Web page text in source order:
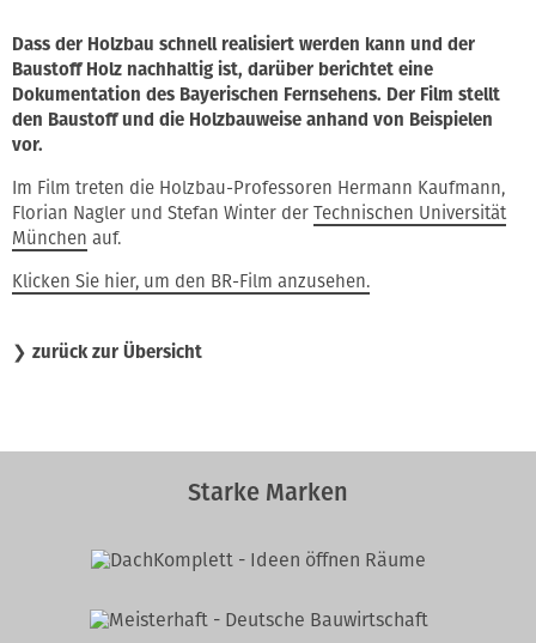
Dass der Holzbau schnell realisiert werden kann und der
Baustoff Holz nachhaltig ist, darüber berichtet eine
Dokumentation des Bayerischen Fernsehens. Der Film stellt
den Baustoff und die Holzbauweise anhand von Beispielen
vor.
Im Film treten die Holzbau-Professoren Hermann Kaufmann,
Florian Nagler und Stefan Winter der Technischen Universität
München auf.
Klicken Sie hier, um den BR-Film anzusehen.
❯ zurück zur Übersicht
Starke Marken